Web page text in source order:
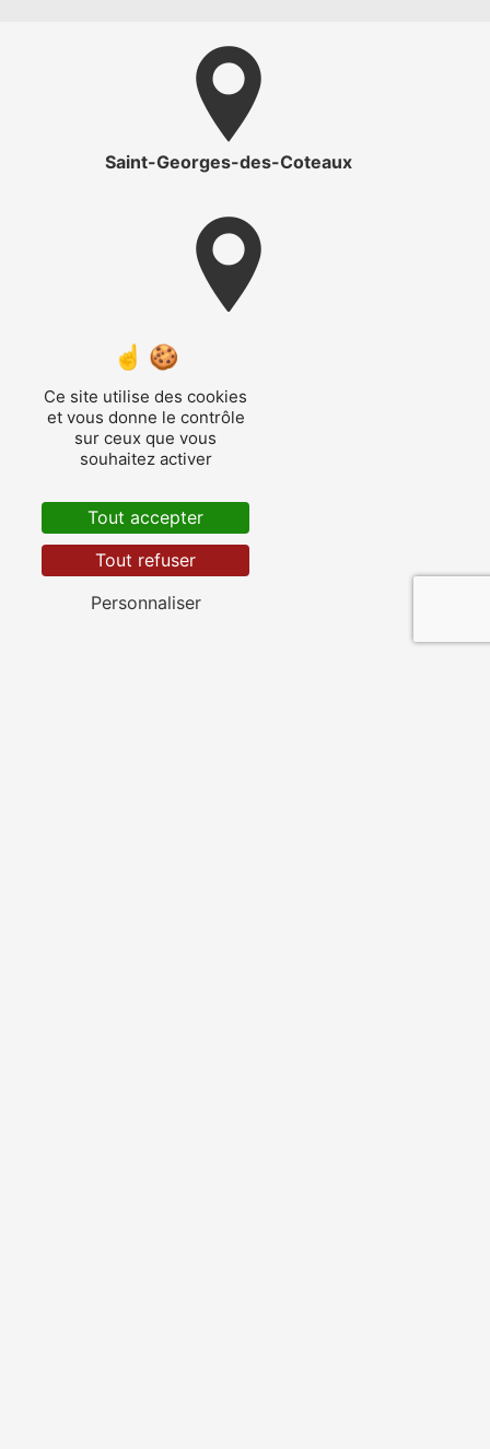
Saint-Georges-des-Coteaux
Les Gonds
Ce site utilise des cookies
et vous donne le contrôle
sur ceux que vous
souhaitez activer
Tout accepter
Tout refuser
Personnaliser